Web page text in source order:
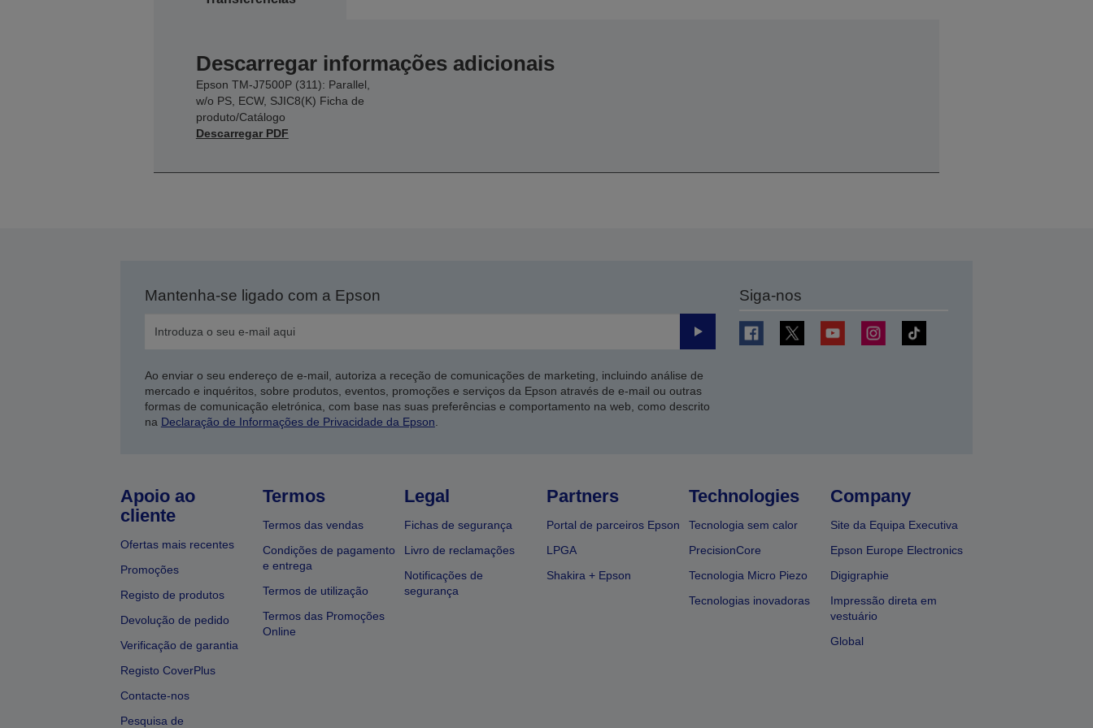
Descarregar informações adicionais
Epson TM-J7500P (311): Parallel,
w/o PS, ECW, SJIC8(K) Ficha de
produto/Catálogo
Descarregar PDF
Mantenha-se ligado com a Epson
Enviar
Ao enviar o seu endereço de e-mail, autoriza a receção de comunicações de marketing, incluindo análise de
mercado e inquéritos, sobre produtos, eventos, promoções e serviços da Epson através de e-mail ou outras
formas de comunicação eletrónica, com base nas suas preferências e comportamento na web, como descrito
na Declaração de Informações de Privacidade da Epson.
Siga-nos
Apoio ao
cliente
Ofertas mais recentes
Promoções
Registo de produtos
Devolução de pedido
Verificação de garantia
Registo CoverPlus
Contacte-nos
Pesquisa de
Termos
Termos das vendas
Condições de pagamento
e entrega
Termos de utilização
Termos das Promoções
Online
Legal
Fichas de segurança
Livro de reclamações
Notificações de
segurança
Partners
Portal de parceiros Epson
LPGA
Shakira + Epson
Technologies
Tecnologia sem calor
PrecisionCore
Tecnologia Micro Piezo
Tecnologias inovadoras
Company
Site da Equipa Executiva
Epson Europe Electronics
Digigraphie
Impressão direta em
vestuário
Global